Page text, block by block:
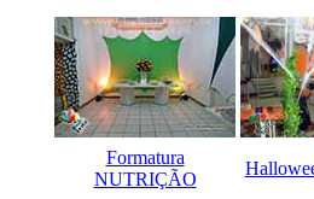
Formatura
NUTRIÇÃO